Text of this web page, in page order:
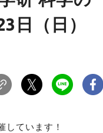
日（日）
しています！